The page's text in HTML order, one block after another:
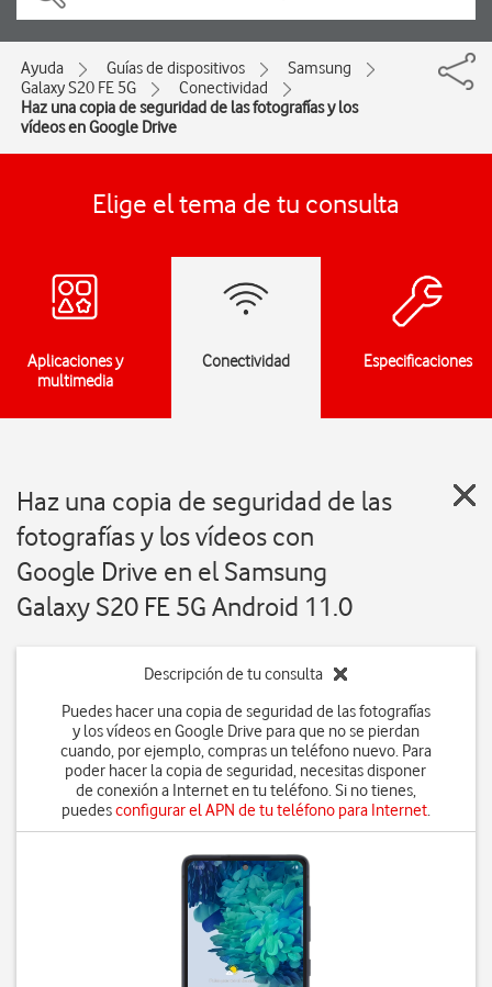
Ayuda Guías de dispositivos
Samsung
Galaxy S20 FE 5G
Conectividad
Haz una copia de seguridad de las fotografías y los
vídeos en Google Drive
Elige el tema de tu consulta
Aplicaciones y
multimedia
Conectividad Especificaciones
Haz una copia de seguridad de las
fotografías y los vídeos con
Google Drive en el Samsung
Galaxy S20 FE 5G Android 11.0
Descripción de tu consulta
Puedes hacer una copia de seguridad de las fotografías
y los vídeos en Google Drive para que no se pierdan
cuando, por ejemplo, compras un teléfono nuevo. Para
poder hacer la copia de seguridad, necesitas disponer
de conexión a Internet en tu teléfono. Si no tienes,
puedesconfigurar el APN de tu teléfono para Internet.